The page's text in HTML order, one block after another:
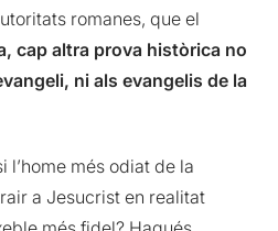
romanes, que el
cap altra prova històrica no
ni als evangelis de la
més odiat de la
a Jesucrist en realitat